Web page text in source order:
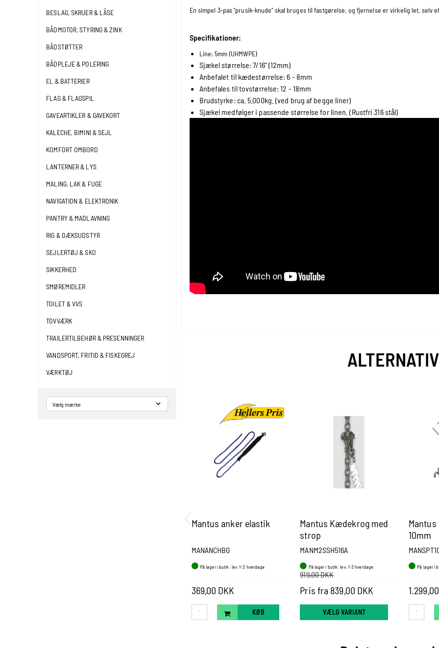
BESLAG, SKRUER & LÅSE
BÅDMOTOR, STYRING & ZINK
BÅDSTØTTER
BÅDPLEJE & POLERING
EL & BATTERIER
FLAG & FLAGSPIL
GAVEARTIKLER & GAVEKORT
KALECHE, BIMINI & SEJL
KOMFORT OMBORD
LANTERNER & LYS
MALING, LAK & FUGE
NAVIGATION & ELEKTRONIK
PANTRY & MADLAVNING
RIG & DÆKSUDSTYR
SEJLERTØJ & SKO
SIKKERHED
SMØREMIDLER
TOILET & VVS
TOVVÆRK
TRAILERTILBEHØR & PRESENNINGER
VANDSPORT, FRITID & FISKEGREJ
VÆRKTØJ
En simpel 3-pas "prusik-knude" skal bruges til fastgørelse, og fjernelse er virkelig let, selv
Specifikationer:
Line: 5mm (UHMWPE)
Sjækel størrelse: 7/16" (12mm)
Anbefalet til kædestørrelse: 6 - 8mm
Anbefales til tovstørrelse: 12 - 18mm
Brudstyrke: ca. 5.000kg. (ved brug af begge liner)
Sjækel medfølger i passende størrelse for linen. (Rustfri 316 stål)
Mantus anker elastik
MANANCHBG
På lager i butik: lev. 1-3 hverdage
369,00 DKK
KØB
Mantus Kædekrog med
strop
MANM2SSH516A
På lager i butik: lev. 1-3 hverdage
919,00 DKK
Pris fra 839,00 DKK
VÆLG VARIANT
10mm
På lager i